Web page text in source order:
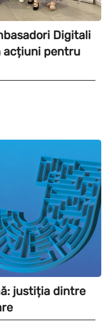
Digitali
acțiuni pentru
justiția dintre